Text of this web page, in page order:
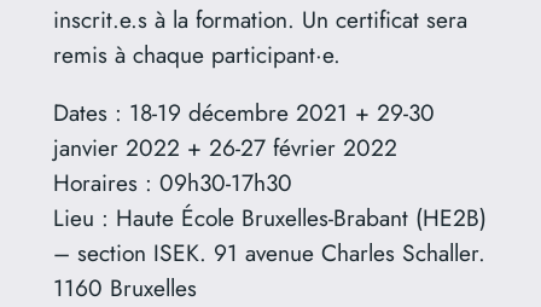
inscrit.e.s à la formation. Un certificat sera
remis à chaque participant·e.
Dates : 18-19 décembre 2021 + 29-30
janvier 2022 + 26-27 février 2022
Horaires : 09h30-17h30
Lieu : Haute École Bruxelles-Brabant (HE2B)
– section ISEK. 91 avenue Charles Schaller.
1160 Bruxelles